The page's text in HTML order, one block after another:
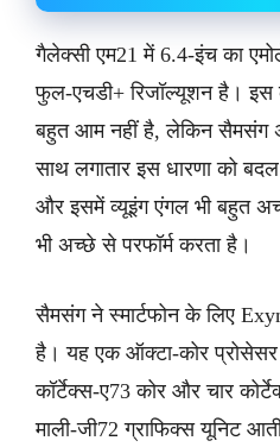
गैलेक्सी एम21 में 6.4-इंच का
फुल-एचडी+ रिजॉल्यूशन है। इस
बहुत आम नहीं है, लेकिन सैमसंग
साथ लगातार इस धारणा को
और इसमें व्यूइंग एंगल भी बहुत
भी अच्छे से परफॉर्म करता है।
सैमसंग ने स्मार्टफोन के लिए
है। यह एक ऑक्टा-कोर
कॉर्टेक्स-ए73 कोर और चार
माली-जी72 ग्राफिक्स यूनिट